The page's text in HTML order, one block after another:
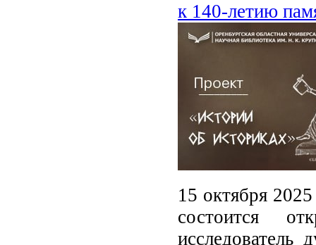
к 140-летию
15 октября
состоится
исследователь